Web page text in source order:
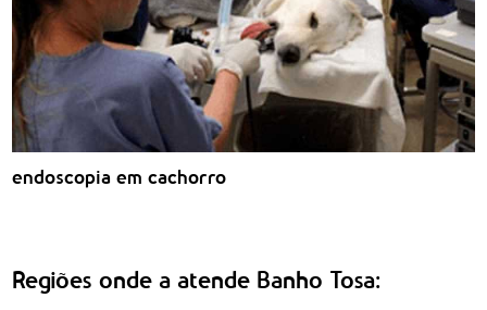
endoscopia em cachorro
Regiões onde a atende Banho Tosa: